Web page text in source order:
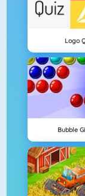
Logo
Bubble